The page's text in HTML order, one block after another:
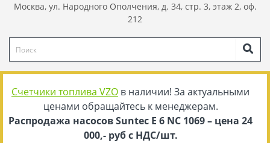
Москва, ул. Народного Ополчения, д. 34, стр. 3, этаж 2, оф.
212
Счетчики топлива VZO в наличии! За актуальными
ценами обращайтесь к менеджерам.
Распродажа насосов Suntec E 6 NC 1069 – цена 24
000,- руб с НДС/шт.